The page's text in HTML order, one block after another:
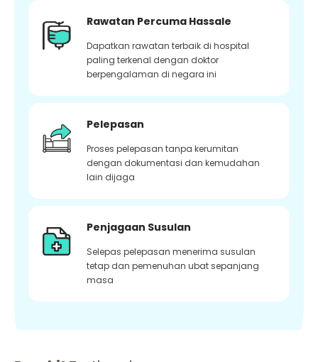
Rawatan Percuma Hassale
Dapatkan rawatan terbaik di hospital
paling terkenal dengan doktor
berpengalaman di negara ini
Pelepasan
Proses pelepasan tanpa kerumitan
dengan dokumentasi dan kemudahan
lain dijaga
Penjagaan Susulan
Selepas pelepasan menerima susulan
tetap dan pemenuhan ubat sepanjang
masa